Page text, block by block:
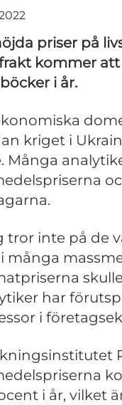
priser på
kommer
i år.
kriget i
Många
tror inte på de
många
har
i
i år, vilket